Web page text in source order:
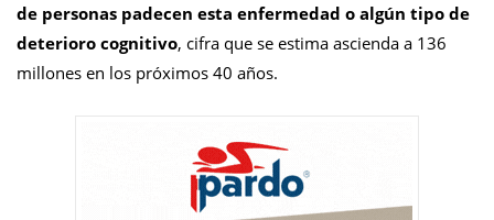
de personas padecen esta enfermedad o algún tipo de
deterioro cognitivo, cifra que se estima ascienda a 136
millones en los próximos 40 años.